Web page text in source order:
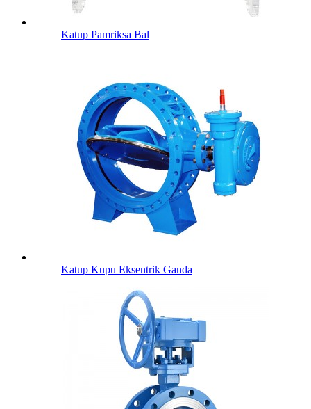
Katup Pamriksa Bal
Katup Kupu Eksentrik Ganda